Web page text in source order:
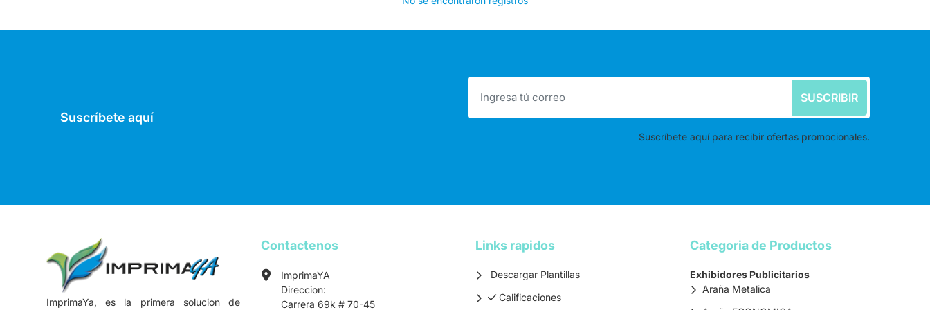
Suscríbete aquí
SUSCRIBIR
Suscríbete aquí para recibir ofertas promocionales.
ImprimaYa, es la primera solucion de
Contactenos
ImprimaYA
Direccion:
Carrera 69k # 70-45
Links rapidos
Descargar Plantillas
Calificaciones
Calificaciones
Categoria de Productos
Exhibidores Publicitarios
Araña Metalica